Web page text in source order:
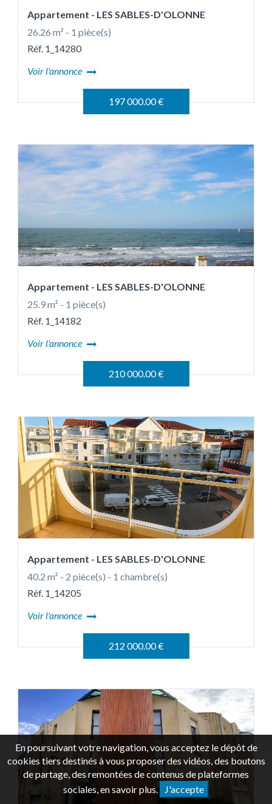
En poursuivant votre navigation, vous acceptez le dépôt de
cookies tiers destinés à vous proposer des vidéos, des boutons
de partage, des remontées de contenus de plateformes
sociales,en savoir plus. J'accepte
Appartement - LES SABLES-D'OLONNE
26.26 m² - 1 pièce(s)
Réf. 1_14280
Voir l'annonce
197 000.00 €
Appartement - LES SABLES-D'OLONNE
25.9 m² - 1 pièce(s)
Réf. 1_14182
Voir l'annonce
210 000.00 €
Appartement - LES SABLES-D'OLONNE
40.2 m² - 2 pièce(s) - 1 chambre(s)
Réf. 1_14205
Voir l'annonce
212 000.00 €